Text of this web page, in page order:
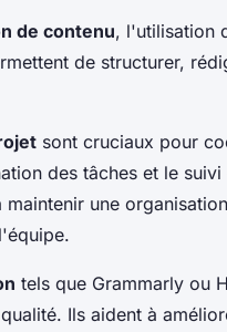
de contenu, l'utilisation
de structurer,
sont cruciaux pour
des tâches et le suivi
une
tels que Grammarly ou
Ils aident à